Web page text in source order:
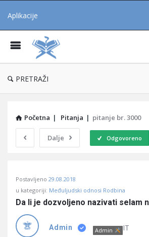
Aplikacije
PRETRAŽI
Početna | Pitanja | pitanje br. 3000
Dalje Odgovoreno
Učene
Latest
Pitanja
Postavljeno 29.08.2018
u kategoriji: Međuljudski odnosi Rodbina
Da li je dozvoljeno nazivati selam
Admin Admin IT